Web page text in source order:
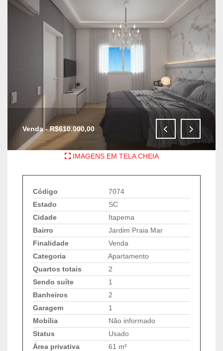
Venda - R$610.000,00
IMAGENS EM TELA CHEIA
Código
7074
Estado
SC
Cidade
Itapema
Bairro
Jardim Praia Mar
Finalidade
Venda
Categoria
Apartamento
Quartos totais
2
Sendo suíte
1
Banheiros
2
Garagem
1
Mobília
Não informado
Status
Usado
Área privativa
61 m²